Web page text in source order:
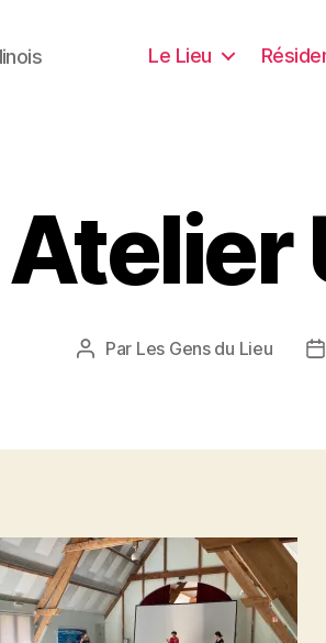
Le Lieu
Atelier
Auteur
Par Les Gens du Lieu